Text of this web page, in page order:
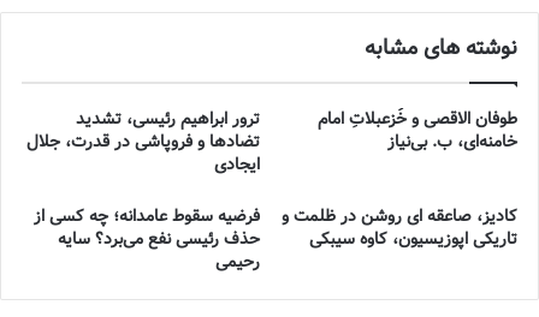
نوشته های مشابه
طوفان الاقصی و خُزعبلاتِ امام
خامنه‌ای، ب. بی‌نیاز
ترور ابراهیم رئیسی، تشدید
تضادها و فروپاشی در قدرت، جلال
ایجادی
کادیز، صاعقه ای روشن در ظلمت و
تاریکی اپوزیسیون، کاوه سیبکی
فرضیه سقوط عامدانه؛ چه کسی از
حذف رئیسی نفع می‌برد؟ سایه
رحیمی